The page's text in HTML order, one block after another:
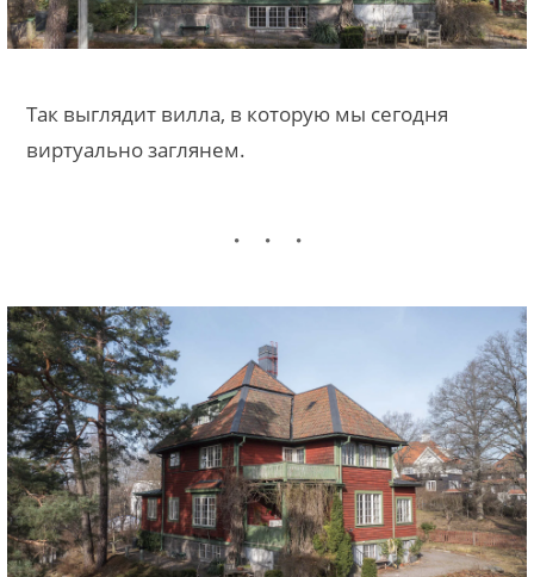
Так выглядит вилла, в которую мы сегодня
виртуально заглянем.